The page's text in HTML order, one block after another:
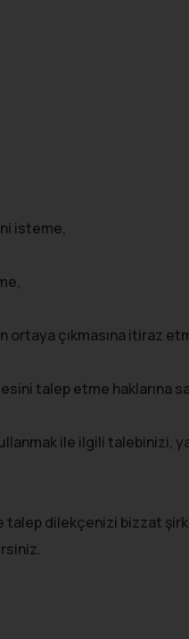
isteme,
çıkmasına itiraz
talep etme haklarına
ile ilgili talebinizi,
talep dilekçenizi bizzat